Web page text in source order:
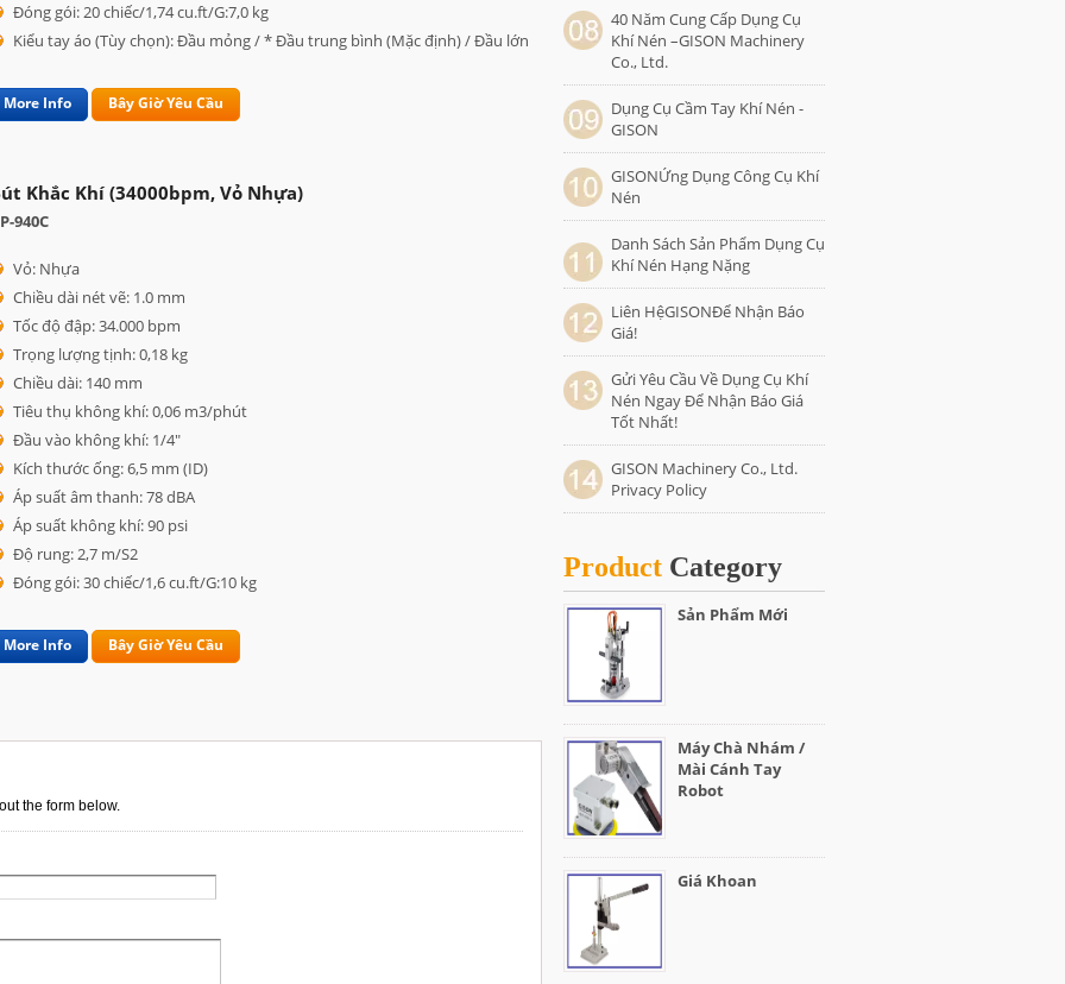
Đóng gói: 20 chiếc/1,74 cu.ft/G:7,0 kg
Kiểu tay áo (Tùy chọn): Đầu mỏng / * Đầu trung bình (Mặc định) / Đầu lớn
More Info Bây Giờ Yêu Cầu
Khắc Khí (34000bpm, Vỏ Nhựa)
940C
Vỏ: Nhựa
Chiều dài nét vẽ: 1.0 mm
Tốc độ đập: 34.000 bpm
Trọng lượng tịnh: 0,18 kg
Chiều dài: 140 mm
Tiêu thụ không khí: 0,06 m3/phút
Đầu vào không khí: 1/4"
Kích thước ống: 6,5 mm (ID)
Áp suất âm thanh: 78 dBA
Áp suất không khí: 90 psi
Độ rung: 2,7 m/S2
Đóng gói: 30 chiếc/1,6 cu.ft/G:10 kg
More Info Bây Giờ Yêu Cầu
40 Năm Cung Cấp Dụng Cụ
Khí Nén –GISON Machinery
Co., Ltd.
Dụng Cụ Cầm Tay Khí Nén -
GISON
GISONỨng Dụng Công Cụ Khí
Nén
Danh Sách Sản Phẩm Dụng Cụ
Khí Nén Hạng Nặng
Liên HệGISONĐể Nhận Báo
Giá!
Gửi Yêu Cầu Về Dụng Cụ Khí
Nén Ngay Để Nhận Báo Giá
Tốt Nhất!
GISON Machinery Co., Ltd.
Privacy Policy
Product Category
Sản Phẩm Mới
Máy Chà Nhám /
Mài Cánh Tay
Robot
Giá Khoan